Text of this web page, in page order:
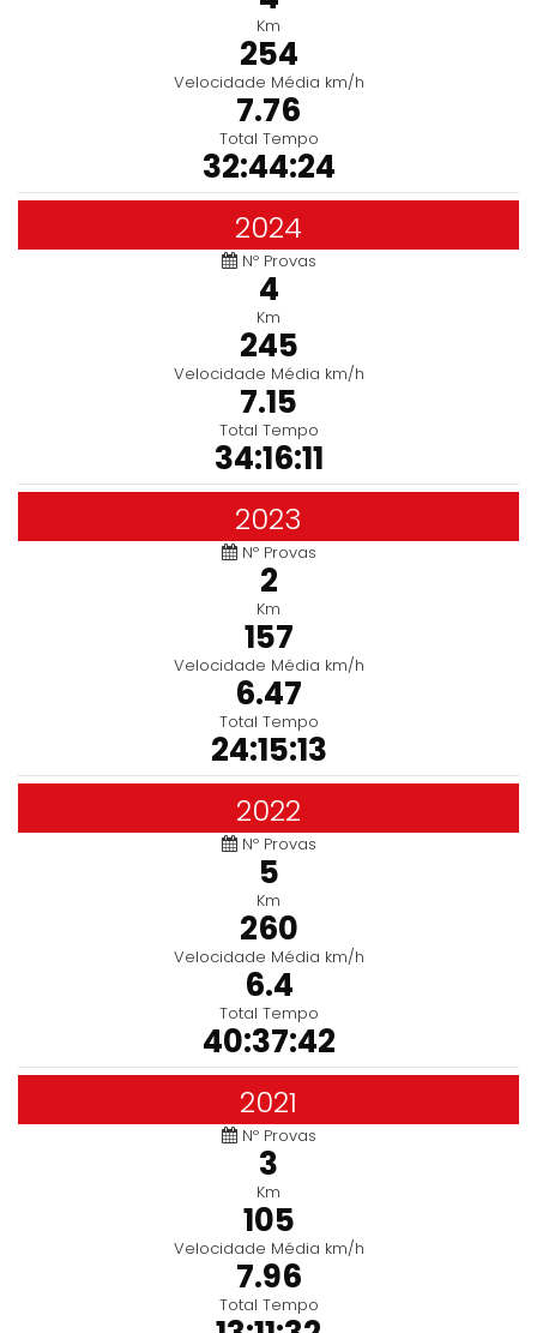
Km
254
Velocidade Média km/h
7.76
Total Tempo
32:44:24
2024
Nº Provas
4
Km
245
Velocidade Média km/h
7.15
Total Tempo
34:16:11
2023
Nº Provas
2
Km
157
Velocidade Média km/h
6.47
Total Tempo
24:15:13
2022
Nº Provas
5
Km
260
Velocidade Média km/h
6.4
Total Tempo
40:37:42
2021
Nº Provas
3
Km
105
Velocidade Média km/h
7.96
Total Tempo